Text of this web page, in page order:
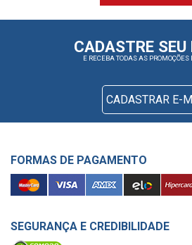
CADASTRE
E RECEBA TODAS AS PROMOÇÕES
CADASTRAR E-
FORMAS DE PAGAMENTO
SEGURANÇA E CREDIBILIDADE